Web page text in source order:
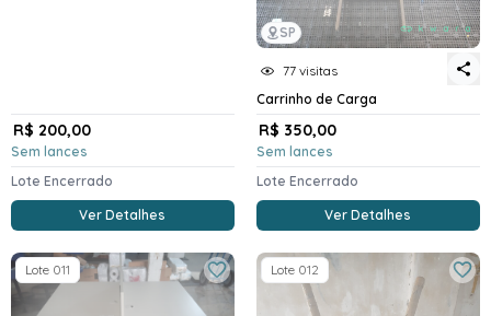
R$ 200,00
Sem lances
Lote Encerrado
Ver Detalhes
SP
77 visitas
Carrinho de Carga
R$ 350,00
Sem lances
Lote Encerrado
Ver Detalhes
Lote 011 Lote 012